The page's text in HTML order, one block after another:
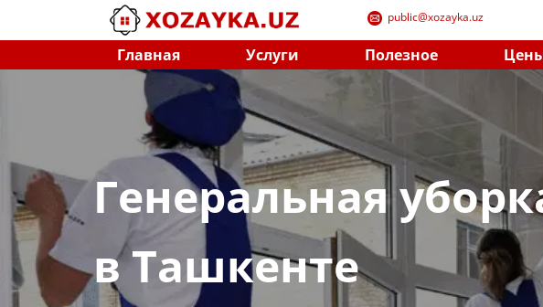
​public@xozayka.uz
Главная Услуги Полезное
Генеральная
в Ташкенте